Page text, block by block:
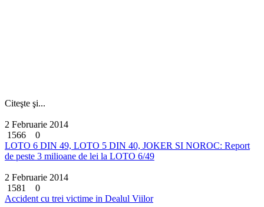
Citeşte şi...
2 Februarie 2014
1566
0
LOTO 6 DIN 49, LOTO 5 DIN 40, JOKER SI NOROC: Report
de peste 3 milioane de lei la LOTO 6/49
2 Februarie 2014
1581
0
Accident cu trei victime in Dealul Viilor